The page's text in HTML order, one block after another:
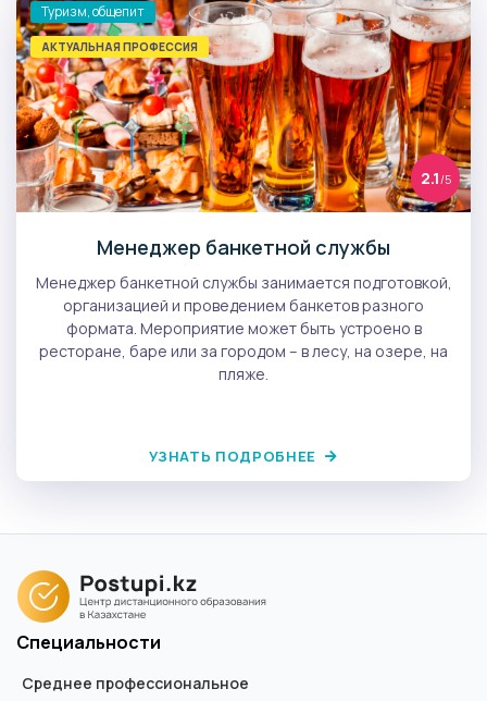
Туризм, общепит
АКТУАЛЬНАЯ ПРОФЕССИЯ
2.1 /5
Менеджер банкетной службы
Менеджер банкетной службы занимается подготовкой,
организацией и проведением банкетов разного
формата. Мероприятие может быть устроено в
ресторане, баре или за городом – в лесу, на озере, на
пляже.
УЗНАТЬ ПОДРОБНЕЕ
Специальности
Среднее профессиональное